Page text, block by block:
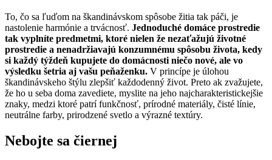
To, čo sa ľuďom na škandinávskom spôsobe žitia tak páči, je
nastolenie harmónie a trvácnosť. Jednoduché domáce prostredie
tak vyplníte predmetmi, ktoré nielen že nezaťažujú životné
prostredie a nenadržiavajú konzumnému spôsobu života, kedy
si každý týždeň kupujete do domácnosti niečo nové, ale vo
výsledku šetria aj vašu peňaženku. V princípe je úlohou
škandinávskeho štýlu zlepšiť každodenný život. Preto ak zvažujete,
že ho u seba doma zavediete, myslite na jeho najcharakteristickejšie
znaky, medzi ktoré patrí funkčnosť, prírodné materiály, čisté línie,
neutrálne farby, prirodzené svetlo a výrazné textúry.
Nebojte sa čiernej